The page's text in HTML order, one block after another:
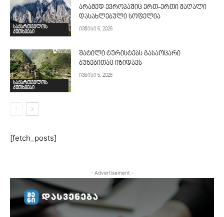
საქართველოს
კუთხეები
არამედ ევროპაშიც ერთ-ერთი მაღალი
დასახლებული სოფელია
ივნისი 6, 2026
საქართველოს
კუთხეები
შატილი ტურისტებს გასაოცარი
ბუნებითაც იზიდავს
ივნისი 5, 2026
[fetch_posts]
- Advertisement -